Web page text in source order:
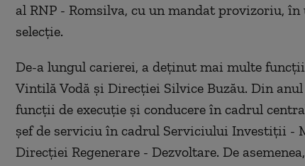
al RNP - Romsilva, cu un mandat provizoriu,
selecţie.
De-a lungul carierei, a deţinut mai multe
Vintilă Vodă şi Direcţiei Silvice Buzău. Din
funcţii de execuţie şi conducere în cadrul
şef de serviciu în cadrul Serviciului Investiţii -
Direcţiei Regenerare - Dezvoltare. De